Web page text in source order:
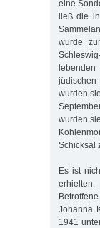
eine
ließ die
wurde
jüdischen
wurden
wurden
Schicksal
Es ist
Johanna
1941